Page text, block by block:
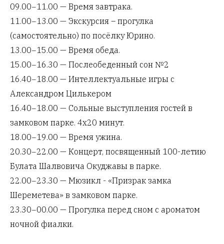
09.00−11.00 — Время завтрака.
11.00−13.00 — Экскурсия – прогулка
(самостоятельно) по посёлку Юрино.
13.00−15.00 — Время обеда.
15.00−16.30 — Послеобеденный сон №2
16.40−18.00 — Интеллектуальные игры с
Александром Цилькером
16.40−18.00 — Сольные выступления гостей в
замковом парке. 4х20 минут.
18.00−19.00 — Время ужина.
20.30−22.00 — Концерт, посвященный 100-летию
Булата Шалвовича Окуджавы в парке.
22.00−23.30 — Мюзикл - «Призрак замка
Шереметева» в замковом парке.
23.30−00.00 — Прогулка перед сном с ароматом
ночной фиалки.